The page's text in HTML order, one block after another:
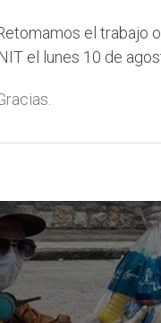
el trabajo
el lunes 10 de